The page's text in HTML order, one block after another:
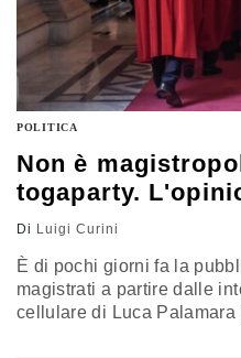
POLITICA
Non è
togaparty.
Di Luigi Curini
È di pochi giorni fa la
magistrati a partire dalle
cellulare di Luca Palamara